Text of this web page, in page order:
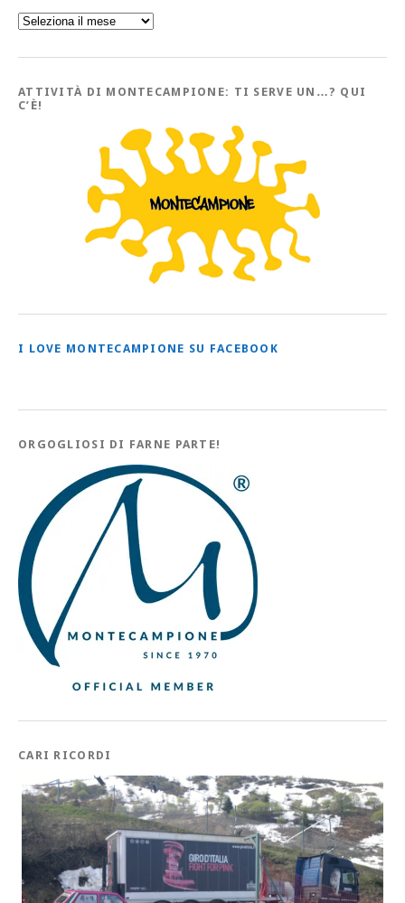
Sfoglia
l’Archivio
tutti
Articoli
ATTIVITÀ DI MONTECAMPIONE: TI SERVE UN…? QUI
C’È!
I LOVE MONTECAMPIONE SU FACEBOOK
ORGOGLIOSI DI FARNE PARTE!
CARI RICORDI